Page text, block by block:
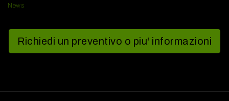
News
Richiedi un preventivo o piu' informazioni